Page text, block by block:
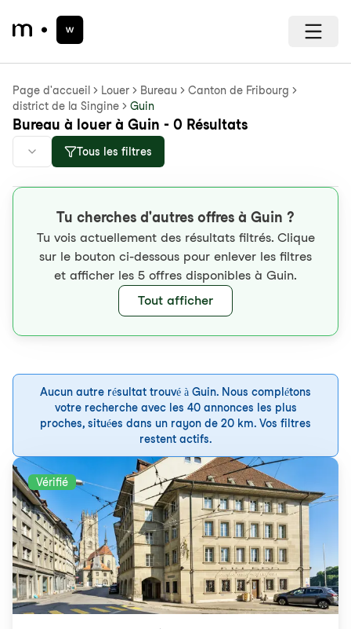
Page d'accueil Louer Bureau
Canton de Fribourg
district de la Singine
Guin
Bureau à louer à Guin - 0 Résultats
Tous les filtres
Tu cherches d'autres offres à Guin ?
Tu vois actuellement des résultats filtrés. Clique
sur le bouton ci-dessous pour enlever les filtres
et afficher les 5 offres disponibles à Guin.
Tout afficher
Aucun autre résultat trouvé à Guin. Nous complétons
votre recherche avec les 40 annonces les plus
proches, situées dans un rayon de 20 km. Vos filtres
restent actifs.
Vérifié